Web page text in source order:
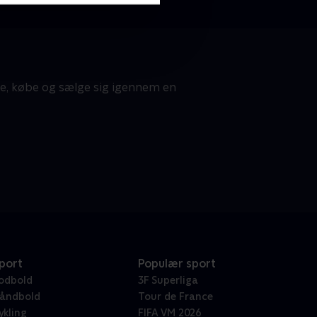
købe og sælge sig igennem en
Populær sport
3F Superliga
Tour de France
FIFA VM 2026